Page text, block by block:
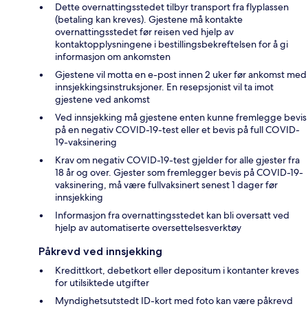
Dette overnattingsstedet tilbyr transport fra flyplassen
(betaling kan kreves). Gjestene må kontakte
overnattingsstedet før reisen ved hjelp av
kontaktopplysningene i bestillingsbekreftelsen for å gi
informasjon om ankomsten
Gjestene vil motta en e-post innen 2 uker før ankomst med
innsjekkingsinstruksjoner. En resepsjonist vil ta imot
gjestene ved ankomst
Ved innsjekking må gjestene enten kunne fremlegge bevis
på en negativ COVID-19-test eller et bevis på full COVID-
19-vaksinering
Krav om negativ COVID-19-test gjelder for alle gjester fra
18 år og over. Gjester som fremlegger bevis på COVID-19-
vaksinering, må være fullvaksinert senest 1 dager før
innsjekking
Informasjon fra overnattingsstedet kan bli oversatt ved
hjelp av automatiserte oversettelsesverktøy
Påkrevd ved innsjekking
Kredittkort, debetkort eller depositum i kontanter kreves
for utilsiktede utgifter
Myndighetsutstedt ID-kort med foto kan være påkrevd